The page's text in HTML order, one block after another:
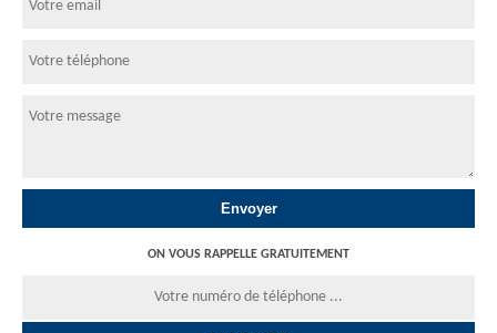
ON VOUS RAPPELLE GRATUITEMENT